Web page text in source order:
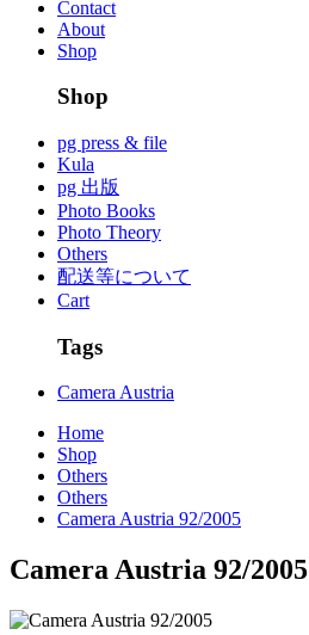
Contact
About
Shop
Shop
pg press & file
Kula
pg 出版
Photo Books
Photo Theory
Others
配送等について
Cart
Tags
Camera Austria
Home
Shop
Others
Others
Camera Austria 92/2005
Camera Austria 92/2005